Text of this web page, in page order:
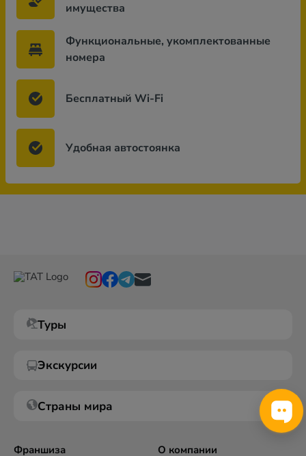
имущества
Функциональные, укомплектованные
номера
Бесплатный Wi-Fi
Удобная автостоянка
Туры
Экскурсии
Страны мира
Франшиза О компании